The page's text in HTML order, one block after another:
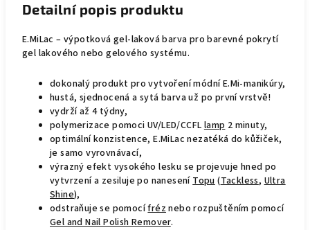
Detailní popis produktu
E.MiLac – výpotková gel-laková barva pro barevné pokrytí
gel lakového nebo gelového systému.
dokonalý produkt pro vytvoření módní E.Mi-manikúry,
hustá, sjednocená a sytá barva už po první vrstvě!
vydrží až 4 týdny,
polymerizace pomoci UV/LED/CCFLlamp2 minuty,
optimální konzistence, E.MiLac nezatéká do kůžiček,
je samo vyrovnávací,
výrazný efekt vysokého lesku se projevuje hned po
vytvrzení a zesiluje po naneseníTopu(Tackless,Ultra
Shine),
odstraňuje se pomocífréznebo rozpuštěním pomocí
Gel and Nail Polish Remover.